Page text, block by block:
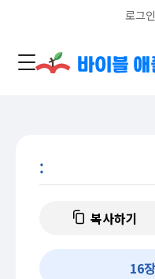
로그인
:
복사하기
16